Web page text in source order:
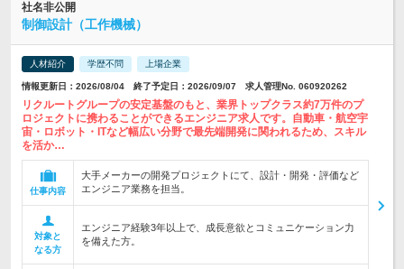
社名非公開
制御設計（工作機械）
人材紹介 学歴不問 上場企業
情報更新日：2026/08/04 終了予定日：2026/09/07 求人管理No. 060920262
リクルートグループの安定基盤のもと、業界トップクラス約7万件のプ
ロジェクトに携わることができるエンジニア求人です。自動車・航空宇
宙・ロボット・ITなど幅広い分野で最先端開発に関われるため、スキル
を活か…
仕事内容
大手メーカーの開発プロジェクトにて、設計・開発・評価など
エンジニア業務を担当。
対象と
なる方
エンジニア経験3年以上で、成長意欲とコミュニケーション力
を備えた方。